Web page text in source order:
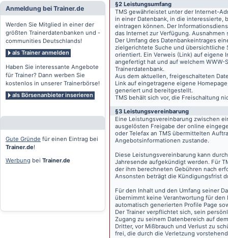
Anmeldung bei Trainer.de
Werden Sie Mitglied in einer der
größten Trainerdatenbanken und -
communities Deutschlands!
als Trainer anmelden
Haben Sie interessante Angebote
für Trainer? Dann werben Sie
kostenlos in unserer Trainerbörse!
als Börsenanbieter inserieren
Gute Gründe für einen Eintrag bei
Trainer.de!
Werbung bei Trainer.de
§2 Leistungsumfang
TMS gewährleistet unter der Internet-
in einer Datenbank, in die interessierte,
eintragen können. Der
das Internet zur Verfügung.
Der Umfang des Datenbankeintrages
zielgerichtete Suche und übersichtliche
orientiert. Ein Verweis (Link) auf eigene
angefertigt hat und auf welchem
Trainerdatenbank.
Aus dem aktuellen, freigeschalteten
Link auf eingetragene eigene
generiert und bereitgestellt.
TMS behält sich vor, die Freischaltung
§3 Leistungsvereinbarung
Eine Leistungsvereinbarung zwischen
ausgelösten Freigabe der online
oder Telefax an TMS übermittelten
Angebotsinformationen zustande.
Diese Leistungsvereinbarung kann
Jahresende aufgekündigt werden. Für
der ihm berechneten Gebühren nach
Ansonsten beträgt die Kündigungsfrist
Für den Inhalt und den Umfang seiner
übernimmt keine Verantwortung für den
automatisch generierten Profile Page
Der Trainer verpflichtet sich, sein
Zugang zu seinem Datenbereich auf
Dritter, vor Mißbrauch und Verlust zu
frei, die durch die Verletzung